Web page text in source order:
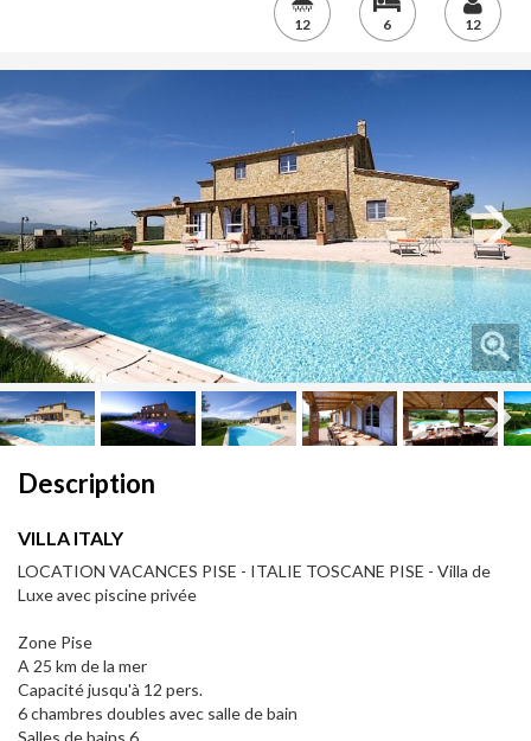
12 6 12
Next
Description
VILLA ITALY
LOCATION VACANCES PISE - ITALIE TOSCANE PISE - Villa de
Luxe avec piscine privée
Zone Pise
A 25 km de la mer
Capacité jusqu'à 12 pers.
6 chambres doubles avec salle de bain